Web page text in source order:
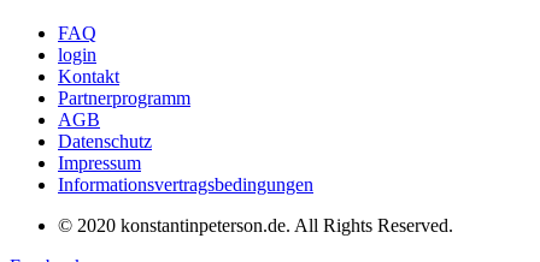
FAQ
login
Kontakt
Partnerprogramm
AGB
Datenschutz
Impressum
Informationsvertragsbedingungen
© 2020 konstantinpeterson.de. All Rights Reserved.